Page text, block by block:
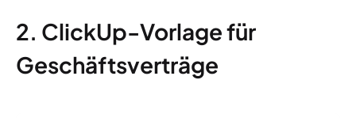
2. ClickUp-Vorlage für
Geschäftsverträge